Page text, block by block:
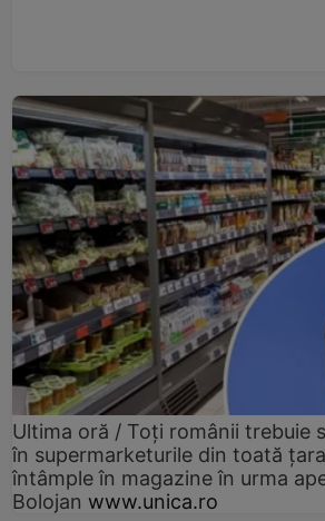
Ultima oră / Toți românii trebuie
în supermarketurile din toată
întâmple în magazine în urma
Bolojan www.unica.ro